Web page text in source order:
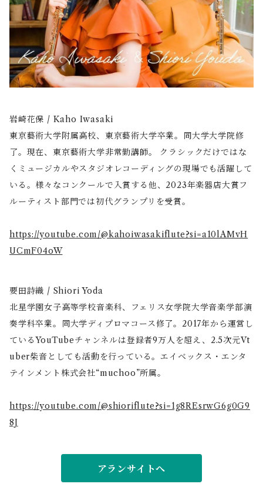
岩崎花保 / Kaho Iwasaki
東京藝術大学附属高校、東京藝術大学卒業。同大学大学院修
了。現在、東京藝術大学非常勤講師。 クラシックだけではな
くミュージカルやスタジオレコーディングの現場でも活躍して
いる。様々なコンクールで入賞する他、2023年楽器店大賞フ
ルーティスト部門では初代グランプリを受賞。
https://youtube.com/@kahoiwasakiflute?si=a10lAMvH
UCmF04oW
要田詩織 / Shiori Yoda
北星学園女子高等学校音楽科、フェリス女学院大学音楽学部演
奏学科卒業。同大学ディプロマコース修了。2017年から運営し
ているYouTubeチャンネルは登録者9万人を超え、2.5次元Vt
uber柴音としても活動を行っている。エイベックス・エンタ
テインメント株式会社“muchoo”所属。
https://youtube.com/@shioriflute?si=1g8REsrwG6g0G9
8J
アランサイトへ